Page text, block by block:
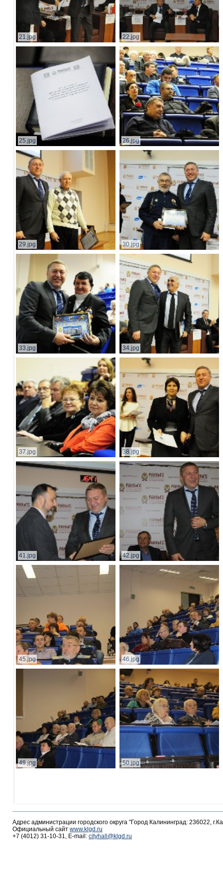
21.jpg 22.jpg
25.jpg 26.jpg
29.jpg 30.jpg
33.jpg 34.jpg
37.jpg 38.jpg
41.jpg 42.jpg
45.jpg 46.jpg
49.jpg 50.jpg
Адрес администрации городского округа "Город Калининград: 236022,
Официальный сайт www.klgd.ru
+7 (4012) 31-10-31, E-mail: cityhall@klgd.ru